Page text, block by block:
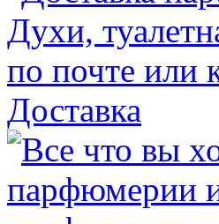
Доставка